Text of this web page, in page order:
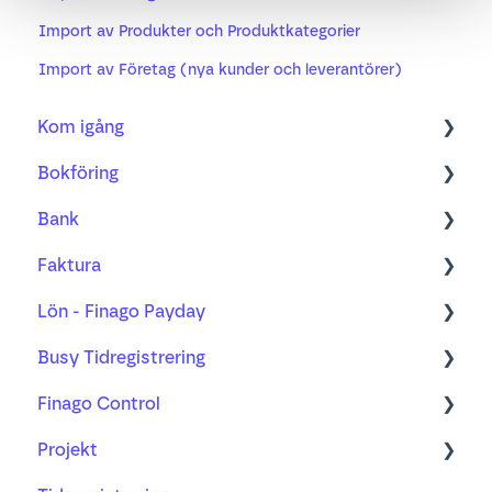
Import av Produkter och Produktkategorier
Import av Företag (nya kunder och leverantörer)
Kom igång
Bokföring
Fakturering
Bank
Projekt
Lön
Busy tidsregistrering
Bokföring
Kom igång med ny bilagshantering
Verifikationshantering
Underlag, kvitto och godkännande
Moms
Anläggningsregister
AI-mottagandet
Bank
Bank
Bankavstämning
Betalning
Faktura
Order
Faktura
Distribution
Påminnelse och inkasso
Lön - Finago Payday
Anställda, anställningsförhållande och lön
Arbetsgivaravgift och skatteavdrag
Reseräkning och utlägg
Busy Tidregistrering
Timmar och tidbank
Busy tillsammans med Finago Office
Finago Control
Lär dig mer om
Projekt